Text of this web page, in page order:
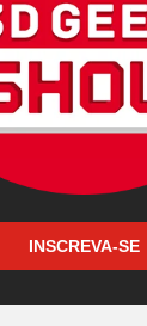
INSCREVA-SE